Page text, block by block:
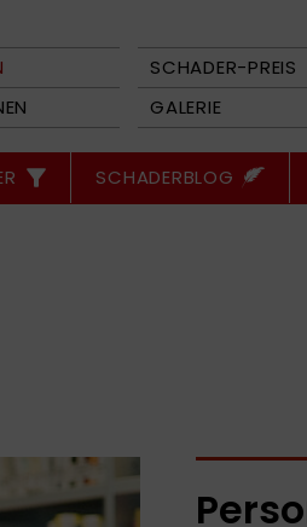
SCHADER-PREIS
GALERIE
SCHADERBLOG